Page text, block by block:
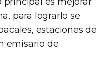
para lograrlo se
estaciones de
emisario de